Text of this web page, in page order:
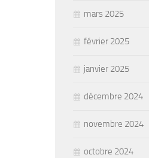
mars 2025
février 2025
janvier 2025
décembre 2024
novembre 2024
octobre 2024